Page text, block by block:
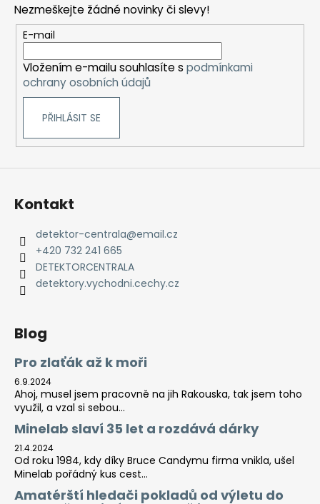
a
c
í
p
r
ý
p
Nezmeškejte žádné novinky či slevy!
E-mail
Vložením e-mailu souhlasíte s podmínkami
ochrany osobních údajů
PŘIHLÁSIT SE
Kontakt
detektor-centrala@email.cz
+420 732 241 665
DETEKTORCENTRALA
detektory.vychodni.cechy.cz
Blog
Pro zlaťák až k moři
6.9.2024
Ahoj, musel jsem pracovně na jih Rakouska, tak jsem toho
využil, a vzal si sebou...
Minelab slaví 35 let a rozdává dárky
21.4.2024
Od roku 1984, kdy díky Bruce Candymu firma vnikla, ušel
Minelab pořádný kus cest...
Amatérští hledači pokladů od výletu do